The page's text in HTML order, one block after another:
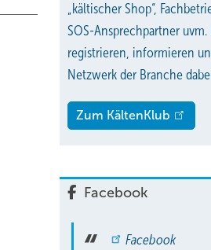
„kältischer Shop“,
SOS-Ansprechpartner uvm.
registrieren, informieren
Netzwerk der Branche
Zum KältenKlub
Facebook
Facebook